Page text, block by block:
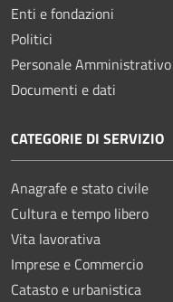
Enti e fondazioni
Politici
Personale Amministrativo
Documenti e dati
CATEGORIE DI SERVIZIO
Anagrafe e stato civile
Cultura e tempo libero
Vita lavorativa
Imprese e Commercio
Catasto e urbanistica